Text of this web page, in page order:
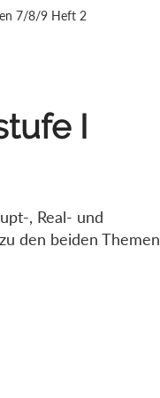
7/8/9 Heft 2
I
, Real- und
den beiden Themen